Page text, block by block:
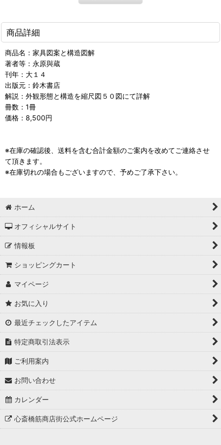
商品詳細
商品名：家具図案と構造図解
著者等：永原與蔵
刊年：大１４
出版元：鈴木書店
解説：外観形態と構造を縮尺図５０図にて詳解
冊数：1冊
価格：8,500円
※在庫の確認後、送料を含む合計金額のご案内を改めてご連絡させ
て頂きます。
※在庫切れの場合もございますので、予めご了承下さい。
ホーム
オフィシャルサイト
情報板
ショッピングカート
マイページ
お気に入り
最近チェックしたアイテム
特定商取引法表示
ご利用案内
お問い合わせ
カレンダー
心斎橋筋商店街公式ホームページ